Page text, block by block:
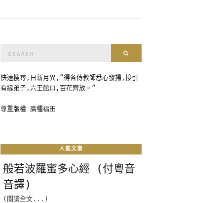
快速搜尋,日新月異,“得各傳教師悉心發揚,接引
有緣弟子,六壬館口,百花齊放。”
尊重版權 廣種福田
人氣文章
般若波羅蜜多心經 (付粵音
音譯)
(閱讀全文...)